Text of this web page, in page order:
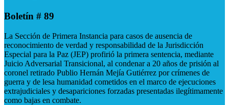
Boletín # 89
La Sección de Primera Instancia para casos de ausencia de
reconocimiento de verdad y responsabilidad de la Jurisdicción
Especial para la Paz (JEP) profirió la primera sentencia, mediante
Juicio Adversarial Transicional, al condenar a 20 años de prisión al
coronel retirado Publio Hernán Mejía Gutiérrez por crímenes de
guerra y de lesa humanidad cometidos en el marco de ejecuciones
extrajudiciales y desapariciones forzadas presentadas ilegítimamente
como bajas en combate.